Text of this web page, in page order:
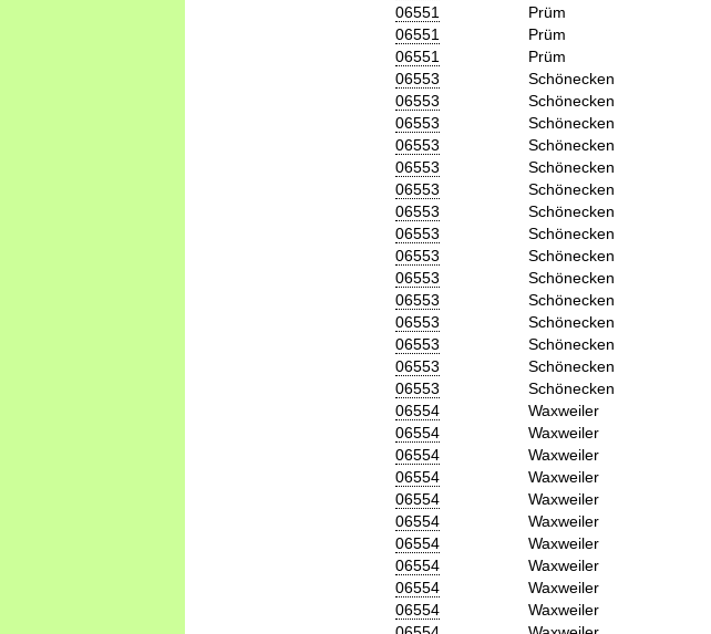
06551
Prüm
06551
Prüm
06551
Prüm
06553
Schönecken
06553
Schönecken
06553
Schönecken
06553
Schönecken
06553
Schönecken
06553
Schönecken
06553
Schönecken
06553
Schönecken
06553
Schönecken
06553
Schönecken
06553
Schönecken
06553
Schönecken
06553
Schönecken
06553
Schönecken
06553
Schönecken
06554
Waxweiler
06554
Waxweiler
06554
Waxweiler
06554
Waxweiler
06554
Waxweiler
06554
Waxweiler
06554
Waxweiler
06554
Waxweiler
06554
Waxweiler
06554
Waxweiler